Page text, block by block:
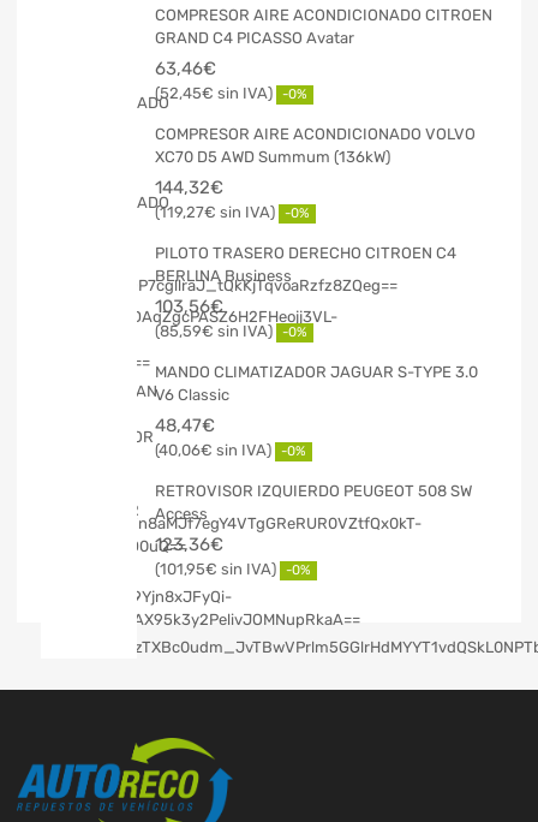
COMPRESOR AIRE ACONDICIONADO CITROEN
GRAND C4 PICASSO Avatar
63,46€
52,45€ -0%
COMPRESOR AIRE ACONDICIONADO VOLVO
XC70 D5 AWD Summum (136kW)
144,32€
119,27€ -0%
PILOTO TRASERO DERECHO CITROEN C4
BERLINA Business
103,56€
85,59€ -0%
MANDO CLIMATIZADOR JAGUAR S-TYPE 3.0
V6 Classic
48,47€
40,06€ -0%
RETROVISOR IZQUIERDO PEUGEOT 508 SW
Access
123,36€
101,95€ -0%